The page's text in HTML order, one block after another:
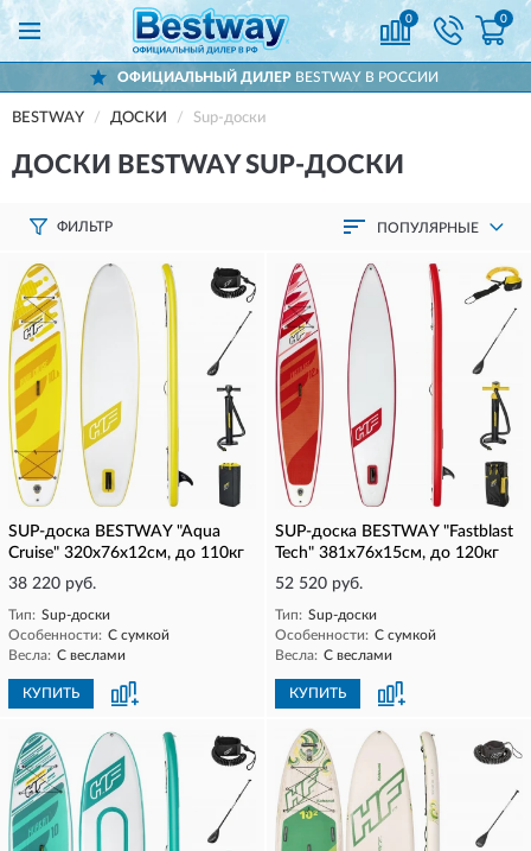
0 0
ОФИЦИАЛЬНЫЙ ДИЛЕР BESTWAY В РОССИИ
BESTWAY ДОСКИ Sup-доски
ДОСКИ BESTWAY SUP-ДОСКИ
ФИЛЬТР ПОПУЛЯРНЫЕ
SUP-доска BESTWAY "Aqua
Cruise" 320x76x12см, до 110кг
38 220 руб.
Тип: Sup-доски
Особенности: С сумкой
Весла: С веслами
КУПИТЬ
SUP-доска BESTWAY "Fastblast
Tech" 381x76x15см, до 120кг
52 520 руб.
Тип: Sup-доски
Особенности: С сумкой
Весла: С веслами
КУПИТЬ